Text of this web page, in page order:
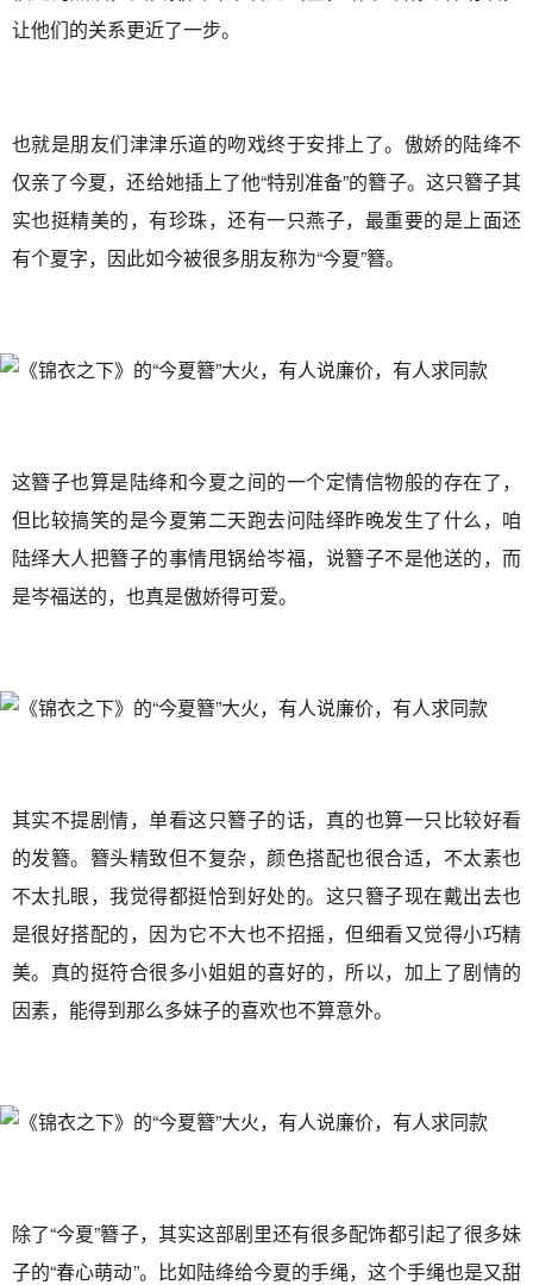
让他们的关系更近了一步。
也就是朋友们津津乐道的吻戏终于安排上了。傲娇的陆绛不
仅亲了今夏，还给她插上了他“特别准备”的簪子。这只簪子其
实也挺精美的，有珍珠，还有一只燕子，最重要的是上面还
有个夏字，因此如今被很多朋友称为“今夏”簪。
这簪子也算是陆绛和今夏之间的一个定情信物般的存在了，
但比较搞笑的是今夏第二天跑去问陆绎昨晚发生了什么，咱
陆绎大人把簪子的事情甩锅给岑福，说簪子不是他送的，而
是岑福送的，也真是傲娇得可爱。
其实不提剧情，单看这只簪子的话，真的也算一只比较好看
的发簪。簪头精致但不复杂，颜色搭配也很合适，不太素也
不太扎眼，我觉得都挺恰到好处的。这只簪子现在戴出去也
是很好搭配的，因为它不大也不招摇，但细看又觉得小巧精
美。真的挺符合很多小姐姐的喜好的，所以，加上了剧情的
因素，能得到那么多妹子的喜欢也不算意外。
除了“今夏”簪子，其实这部剧里还有很多配饰都引起了很多妹
子的“春心萌动”。比如陆绛给今夏的手绳，这个手绳也是又甜